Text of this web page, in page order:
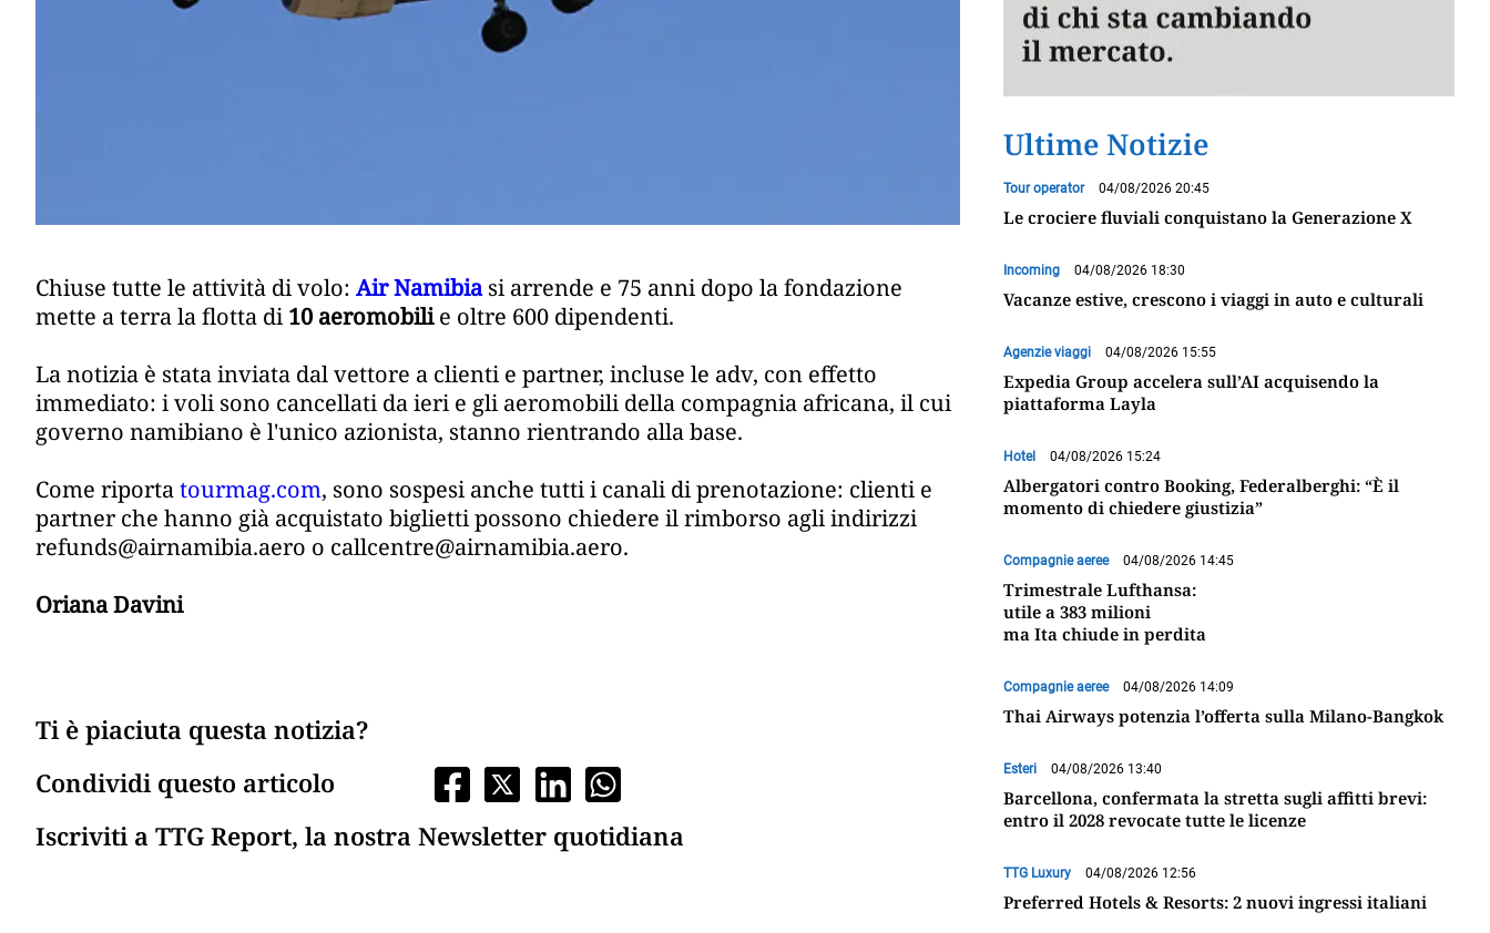
Chiuse tutte le attività di volo: Air Namibiasi arrende e 75 anni dopo la fondazione
mette a terra la flotta di10 aeromobilie oltre 600 dipendenti.
La notizia è stata inviata dal vettore a clienti e partner, incluse le adv, con effetto
immediato: i voli sono cancellati da ieri e gli aeromobili della compagnia africana, il cui
governo namibiano è l'unico azionista, stanno rientrando alla base.
Come riportatourmag.com, sono sospesi anche tutti i canali di prenotazione: clienti e
partner che hanno già acquistato biglietti possono chiedere il rimborso agli indirizzi
refunds@airnamibia.aero o callcentre@airnamibia.aero.
Oriana Davini
Ti è piaciuta questa notizia?
Condividi questo articolo
Iscriviti a TTG Report, la nostra Newsletter quotidiana
Ultime Notizie
Tour operator 04/08/2026 20:45
Le crociere fluviali conquistano la Generazione X
Incoming 04/08/2026 18:30
Vacanze estive, crescono i viaggi in auto e culturali
Agenzie viaggi 04/08/2026 15:55
Expedia Group accelera sull’AI acquisendo la
piattaforma Layla
Hotel 04/08/2026 15:24
Albergatori contro Booking, Federalberghi: “È il
momento di chiedere giustizia”
Compagnie aeree 04/08/2026 14:45
Trimestrale Lufthansa:
utile a 383 milioni
ma Ita chiude in perdita
Compagnie aeree 04/08/2026 14:09
Thai Airways potenzia l’offerta sulla Milano-Bangkok
Esteri 04/08/2026 13:40
Barcellona, confermata la stretta sugli affitti brevi:
entro il 2028 revocate tutte le licenze
TTG Luxury 04/08/2026 12:56
Preferred Hotels & Resorts: 2 nuovi ingressi italiani